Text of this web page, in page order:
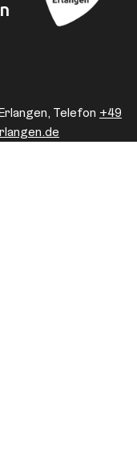
Telefon +49